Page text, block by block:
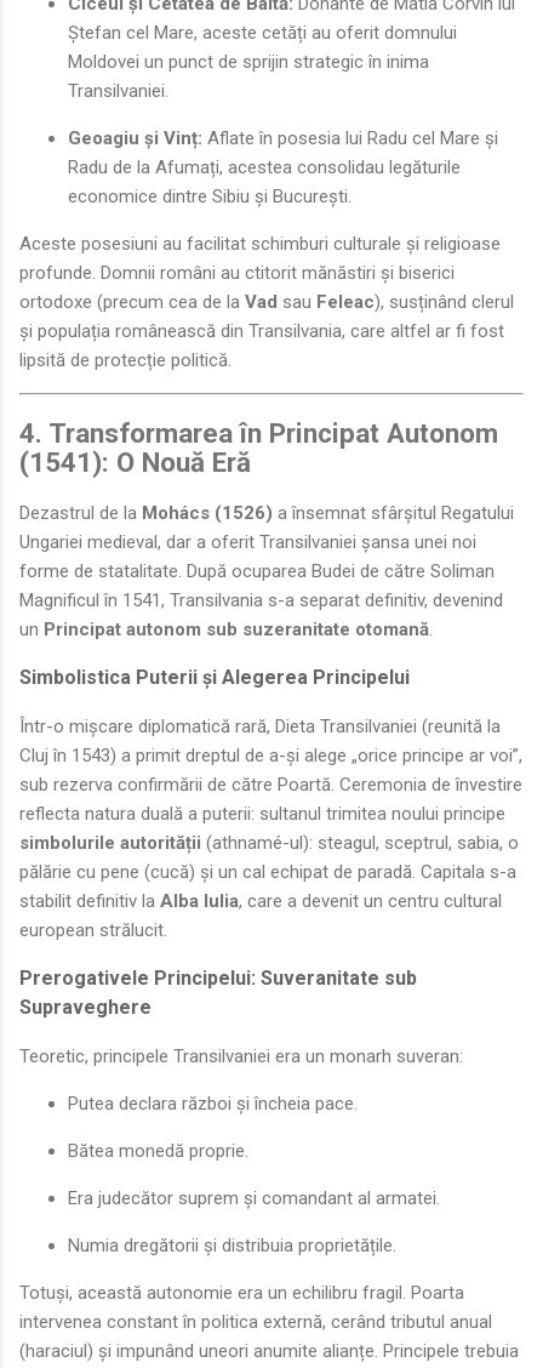
Ștefan cel Mare, aceste cetăți au oferit domnului
Moldovei un punct de sprijin strategic în inima
Transilvaniei.
Geoagiu și Vinț: Aflate în posesia lui Radu cel Mare și
Radu de la Afumați, acestea consolidau legăturile
economice dintre Sibiu și București.
Aceste posesiuni au facilitat schimburi culturale și religioase
profunde. Domnii români au ctitorit mănăstiri și biserici
ortodoxe (precum cea de la Vad sau Feleac), susținând clerul
și populația românească din Transilvania, care altfel ar fi fost
lipsită de protecție politică.
4. Transformarea în Principat Autonom
(1541): O Nouă Eră
Dezastrul de la Mohács (1526) a însemnat sfârșitul Regatului
Ungariei medieval, dar a oferit Transilvaniei șansa unei noi
forme de statalitate. După ocuparea Budei de către Soliman
Magnificul în 1541, Transilvania s-a separat definitiv, devenind
un Principat autonom sub suzeranitate otomană.
Simbolistica Puterii și Alegerea Principelui
Într-o mișcare diplomatică rară, Dieta Transilvaniei (reunită la
Cluj în 1543) a primit dreptul de a-și alege „orice principe ar voi”,
sub rezerva confirmării de către Poartă. Ceremonia de învestire
reflecta natura duală a puterii: sultanul trimitea noului principe
simbolurile autorității (athnamé-ul): steagul, sceptrul, sabia, o
pălărie cu pene (cucă) și un cal echipat de paradă. Capitala s-a
stabilit definitiv la Alba Iulia, care a devenit un centru cultural
european strălucit.
Prerogativele Principelui: Suveranitate sub
Supraveghere
Teoretic, principele Transilvaniei era un monarh suveran:
Putea declara război și încheia pace.
Bătea monedă proprie.
Era judecător suprem și comandant al armatei.
Numia dregătorii și distribuia proprietățile.
Totuși, această autonomie era un echilibru fragil. Poarta
intervenea constant în politica externă, cerând tributul anual
(haraciul) și impunând uneori anumite alianțe. Principele trebuia